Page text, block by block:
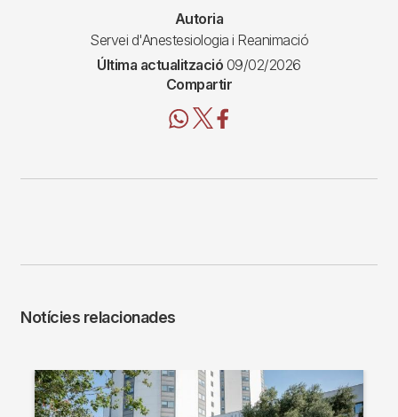
Autoria
Servei d'Anestesiologia i Reanimació
Última actualització 09/02/2026
Compartir
Notícies relacionades